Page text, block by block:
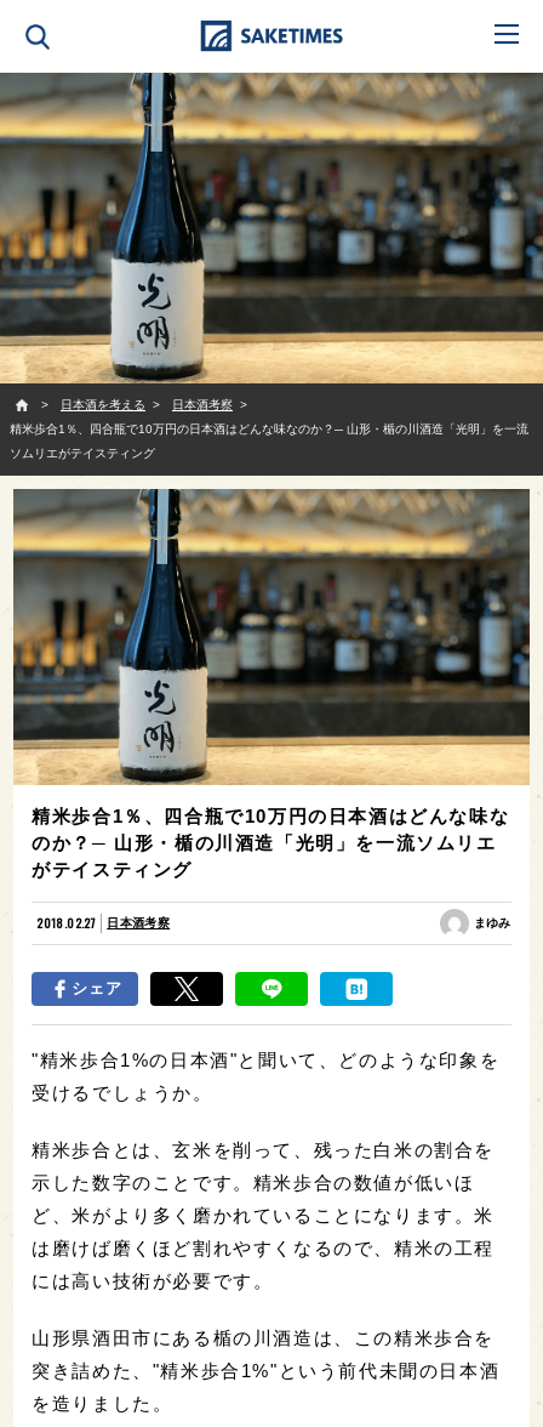
日本酒を考える
日本酒考察
精米歩合1％、四合瓶で10万円の日本酒はどんな味なのか？─ 山形・楯の川酒造「光明」を一流
ソムリエがテイスティング
精米歩合1％、四合瓶で10万円の日本酒はどんな味な
のか？─ 山形・楯の川酒造「光明」を一流ソムリエ
がテイスティング
2018.02.27 日本酒考察 まゆみ
シェア
"精米歩合1%の日本酒"と聞いて、どのような印象を
受けるでしょうか。
精米歩合とは、玄米を削って、残った白米の割合を
示した数字のことです。精米歩合の数値が低いほ
ど、米がより多く磨かれていることになります。米
は磨けば磨くほど割れやすくなるので、精米の工程
には高い技術が必要です。
山形県酒田市にある楯の川酒造は、この精米歩合を
突き詰めた、"精米歩合1%"という前代未聞の日本酒
を造りました。